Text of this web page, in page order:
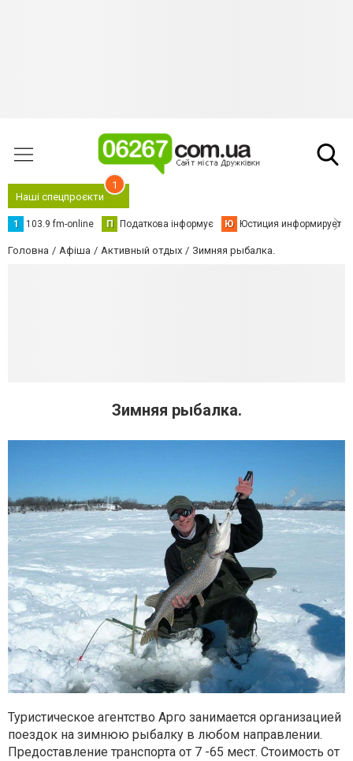
Наші спецпроєкти
1
1 103.9 fm-online П Податкова інформує Ю Юстиция информирует
Головна Афіша Активный отдых Зимняя рыбалка.
Зимняя рыбалка.
Туристическое агентство Арго занимается организацией
поездок на зимнюю рыбалку в любом направлении.
Предоставление транспорта от 7 -65 мест. Стоимость от